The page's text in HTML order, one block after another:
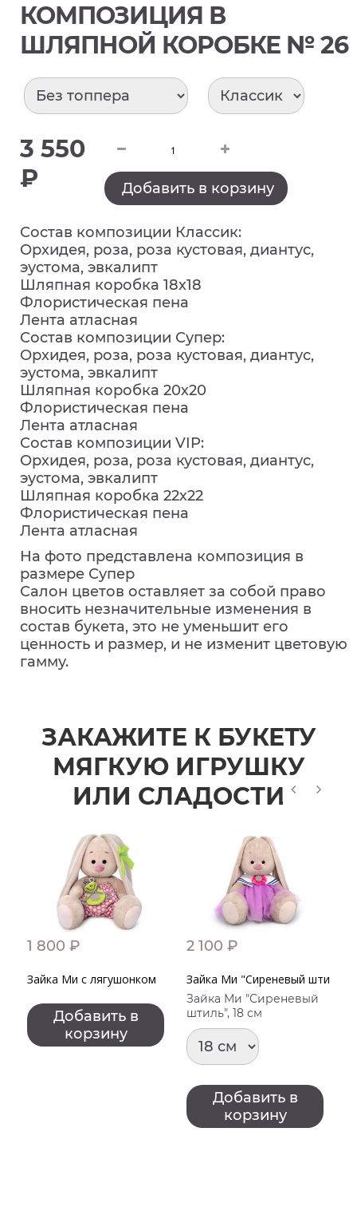
КОМПОЗИЦИЯ В
ШЛЯПНОЙ КОРОБКЕ № 26
3 550
₽
Добавить в корзину
Состав композиции Классик:
Орхидея, роза, роза кустовая, диантус,
эустома, эвкалипт
Шляпная коробка 18х18
Флористическая пена
Лента атласная
Состав композиции Супер:
Орхидея, роза, роза кустовая, диантус,
эустома, эвкалипт
Шляпная коробка 20х20
Флористическая пена
Лента атласная
Состав композиции VIP:
Орхидея, роза, роза кустовая, диантус,
эустома, эвкалипт
Шляпная коробка 22х22
Флористическая пена
Лента атласная
На фото представлена композиция в
размере Супер
Салон цветов оставляет за собой право
вносить незначительные изменения в
состав букета, это не уменьшит его
ценность и размер, и не изменит цветовую
гамму.
ЗАКАЖИТЕ К БУКЕТУ
МЯГКУЮ ИГРУШКУ
ИЛИ СЛАДОСТИ
1 800 ₽
Зайка Ми с лягушонком
Добавить в
корзину
2 100 ₽
Зайка Ми "Сиреневый штиль"
Зайка Ми "Сиреневый
штиль", 18 см
Добавить в
корзину